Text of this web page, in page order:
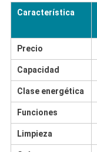
Característica
Precio
Capacidad
Clase energética
Funciones
Limpieza